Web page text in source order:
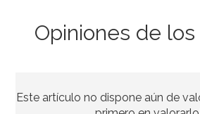
Opiniones de
Este artículo no dispone aún de